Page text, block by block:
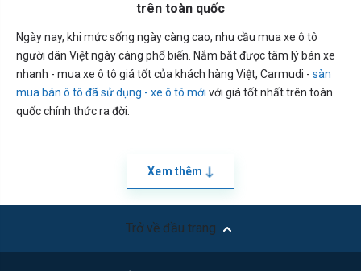
trên toàn quốc
Ngày nay, khi mức sống ngày càng cao, nhu cầu mua xe ô tô
người dân Việt ngày càng phổ biến. Nắm bắt được tâm lý bán xe
nhanh - mua xe ô tô giá tốt của khách hàng Việt, Carmudi - sàn
mua bán ô tô đã sử dụng - xe ô tô mới với giá tốt nhất trên toàn
quốc chính thức ra đời.
Xem thêm
Trở về đầu trang